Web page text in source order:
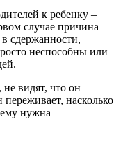
к ребенку –
случае причина
сдержанности,
неспособны или
видят, что он
насколько
нужна